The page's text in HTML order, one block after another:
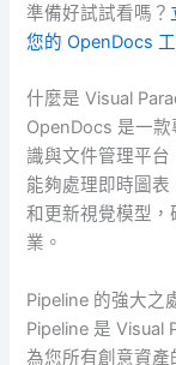
準備好試試看嗎？
您的 OpenDocs
什麼是 Visual
OpenDocs 是一
識與文件管理平
能夠處理即時圖
和更新視覺模型
業。
Pipeline 的強大之
Pipeline 是 Visual
為您所有創意資